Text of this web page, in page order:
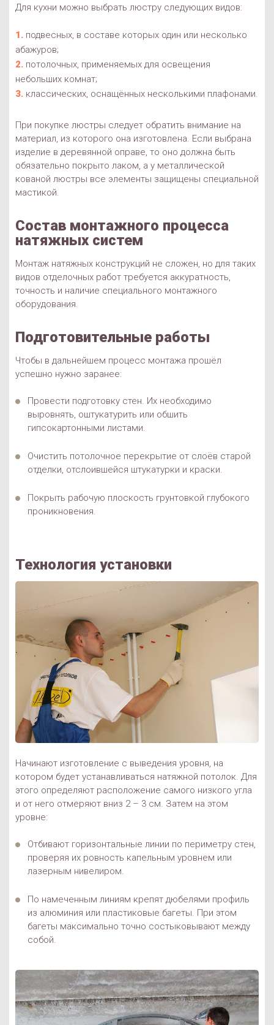
Для кухни можно выбрать люстру следующих видов:
подвесных, в составе которых один или несколько
абажуров;
потолочных, применяемых для освещения
небольших комнат;
классических, оснащённых несколькими плафонами.
При покупке люстры следует обратить внимание на
материал, из которого она изготовлена. Если выбрана
изделие в деревянной оправе, то оно должна быть
обязательно покрыто лаком, а у металлической
кованой люстры все элементы защищены специальной
мастикой.
Состав монтажного процесса
натяжных систем
Монтаж натяжных конструкций не сложен, но для таких
видов отделочных работ требуется аккуратность,
точность и наличие специального монтажного
оборудования.
Подготовительные работы
Чтобы в дальнейшем процесс монтажа прошёл
успешно нужно заранее:
Провести подготовку стен. Их необходимо
выровнять, оштукатурить или обшить
гипсокартонными листами.
Очистить потолочное перекрытие от слоёв старой
отделки, отслоившейся штукатурки и краски.
Покрыть рабочую плоскость грунтовкой глубокого
проникновения.
Технология установки
Начинают изготовление с выведения уровня, на
котором будет устанавливаться натяжной потолок. Для
этого определяют расположение самого низкого угла
и от него отмеряют вниз 2 – 3 см. Затем на этом
уровне:
Отбивают горизонтальные линии по периметру стен,
проверяя их ровность капельным уровнем или
лазерным нивелиром.
По намеченным линиям крепят дюбелями профиль
из алюминия или пластиковые багеты. При этом
багеты максимально точно состыковывают между
собой.